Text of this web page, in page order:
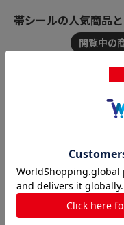
帯シールの人気商品
込)
cotta プリン用
ル 四角
ウン 100枚/袋
文単位1袋）
品】 ￥585